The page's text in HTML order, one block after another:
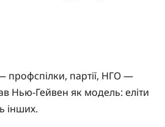
профспілки, партії, НГО —
Нью-Гейвен як модель: еліти
інших.